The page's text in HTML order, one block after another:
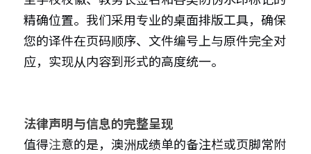
精确位置。我们采用专业的桌面排版工具，确保
您的译件在页码顺序、文件编号上与原件完全对
应，实现从内容到形式的高度统一。
法律声明与信息的完整呈现
值得注意的是，澳洲成绩单的备注栏或页脚常附